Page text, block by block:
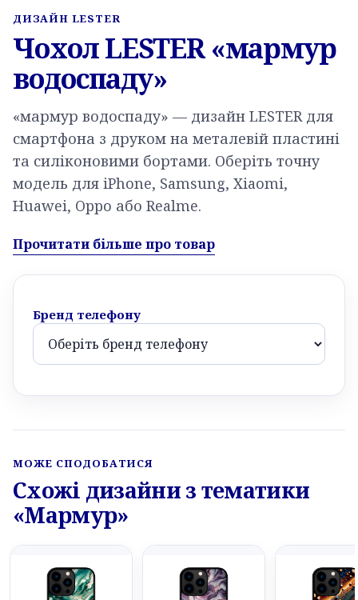
ДИЗАЙН LESTER
Чохол LESTER «мармур
водоспаду»
«мармур водоспаду» — дизайн LESTER для
смартфона з друком на металевій пластині
та силіконовими бортами. Оберіть точну
модель для iPhone, Samsung, Xiaomi,
Huawei, Oppo або Realme.
Прочитати більше про товар
Бренд телефону
МОЖЕ СПОДОБАТИСЯ
Схожі дизайни з тематики
«Мармур»